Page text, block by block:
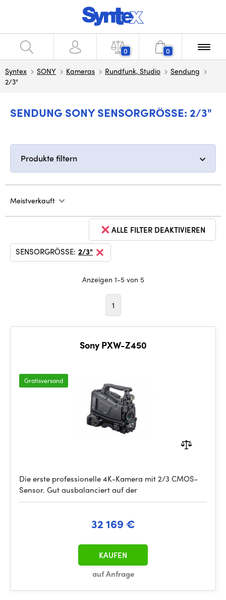
0 0
Syntex SONY Kameras Rundfunk, Studio
Sendung
2/3"
SENDUNG SONY SENSORGRÖSSE: 2/3"
Produkte filtern
Meistverkauft
ALLE FILTER DEAKTIVIEREN
SENSORGRÖSSE: 2/3"
Anzeigen 1-5 von 5
1
Sony PXW-Z450
Gratisversand
Die erste professionelle 4K-Kamera mit 2/3 CMOS-
Sensor. Gut ausbalanciert auf der
32 169 €
auf Anfrage
KAUFEN